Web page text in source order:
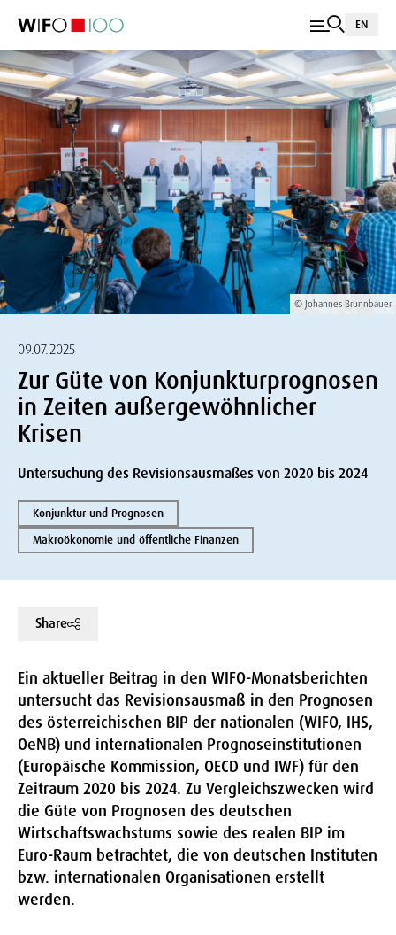
EN
© Johannes Brunnbauer
09.07.2025
Zur Güte von Konjunkturprognosen
in Zeiten außergewöhnlicher
Krisen
Untersuchung des Revisionsausmaßes von 2020 bis 2024
Konjunktur und Prognosen
Makroökonomie und öffentliche Finanzen
Share
Ein aktueller Beitrag in den WIFO-Monatsberichten
untersucht das Revisionsausmaß in den Prognosen
des österreichischen BIP der nationalen (WIFO, IHS,
OeNB) und internationalen Prognoseinstitutionen
(Europäische Kommission, OECD und IWF) für den
Zeitraum 2020 bis 2024. Zu Vergleichszwecken wird
die Güte von Prognosen des deutschen
Wirtschaftswachstums sowie des realen BIP im
Euro-Raum betrachtet, die von deutschen Instituten
bzw. internationalen Organisationen erstellt
werden.